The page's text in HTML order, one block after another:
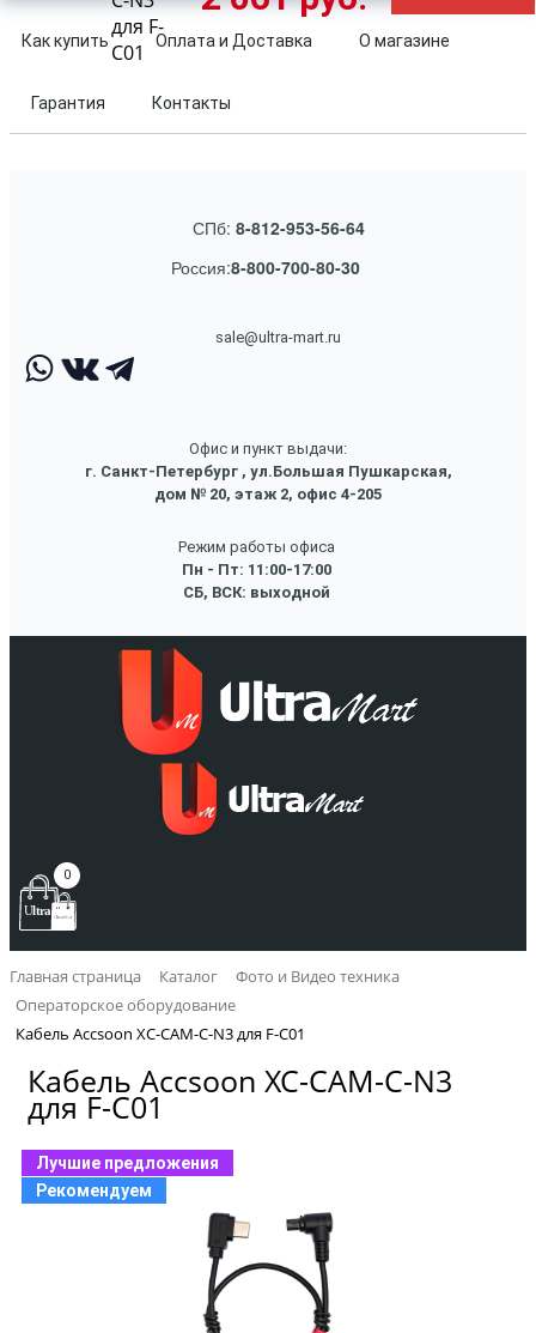
Как купить Оплата и Доставка О магазине
Гарантия Контакты
СПб: 8-812-953-56-64
Россия:8-800-700-80-30
sale@ultra-mart.ru
Офис и пункт выдачи:
г. Санкт-Петербург , ул.Большая Пушкарская,
дом № 20, этаж 2, офис 4-205
Режим работы офиса
Пн - Пт: 11:00-17:00
СБ, ВСК: выходной
0
Главная страница Каталог
Фото и Видео техника
Операторское оборудование
Кабель Accsoon XC-CAM-C-N3 для F-C01
Кабель Accsoon XC-CAM-C-N3
для F-C01
Лучшие предложения
Рекомендуем
для F-
C01